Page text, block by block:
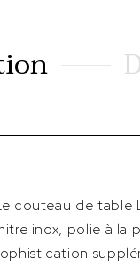
couteau de table
inox, polie à la